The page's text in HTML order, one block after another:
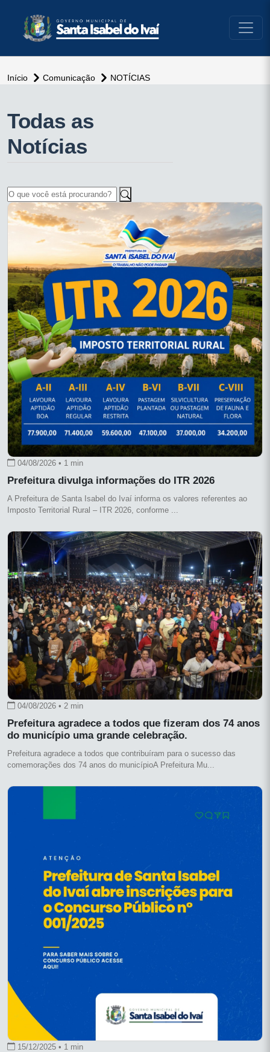
Início Comunicação NOTÍCIAS
Todas as
Notícias
04/08/2026 • 1 min
Prefeitura divulga informações do ITR 2026
A Prefeitura de Santa Isabel do Ivaí informa os valores referentes ao
Imposto Territorial Rural – ITR 2026, conforme ...
04/08/2026 • 2 min
Prefeitura agradece a todos que fizeram dos 74 anos
do município uma grande celebração.
Prefeitura agradece a todos que contribuíram para o sucesso das
comemorações dos 74 anos do municípioA Prefeitura Mu...
15/12/2025 • 1 min